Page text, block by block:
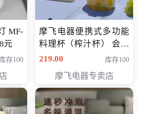
MF-
元
库存100
摩飞电器便携式多功能
料理杯（榨汁杯） 会员
专享价118元
219.00 库存100
摩飞电器专卖店